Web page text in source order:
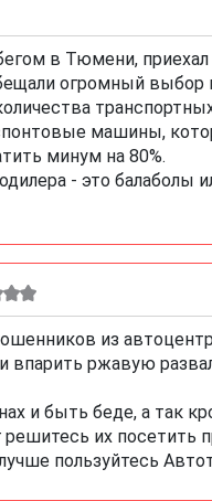
в Тюмени,
огромный
машины,
минум на 80%.
- это балаболы
из
впарить ржавую
и быть беде, а так
их посетить
пользуйтесь